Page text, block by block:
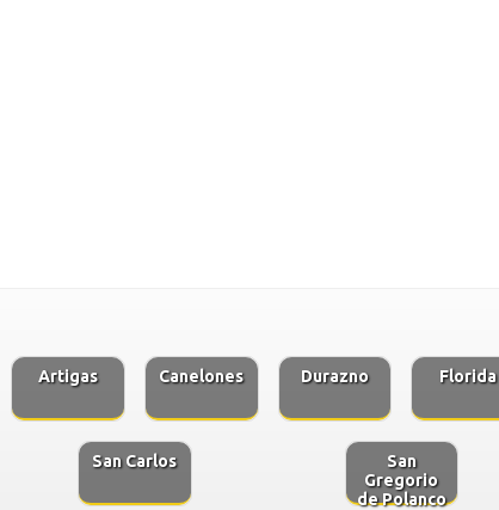
Artigas Canelones Durazno Florida
San Carlos
San
Gregorio
de Polanco